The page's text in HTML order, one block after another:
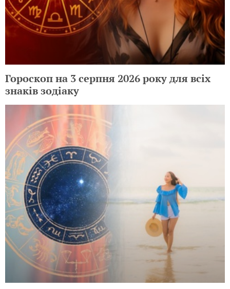
Гороскоп на 3 серпня 2026 року для всіх
знаків зодіаку